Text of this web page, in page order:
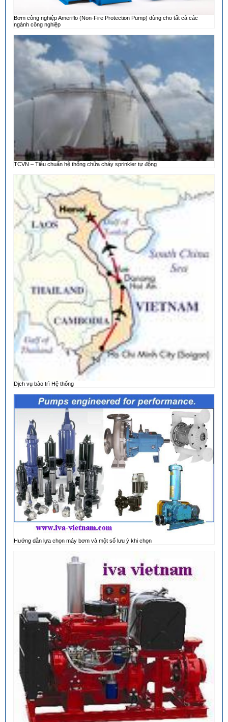
Bơm công nghiệp Ameriflo (Non-Fire Protection Pump) dùng cho tất cả các
ngành công nghiệp
TCVN – Tiêu chuẩn hệ thống chữa cháy sprinkler tự động
Dịch vụ bảo trì Hệ thống
Hướng dẫn lựa chọn máy bơm và một số lưu ý khi chọn